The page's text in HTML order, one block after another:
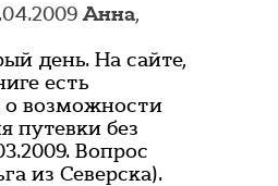
Анна,
день. На сайте,
есть
возможности
путевки без
Вопрос
из Северска).